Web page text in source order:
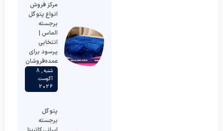
مرکز فروش
انواع پتو گل
برجسته
الماس |
انتخابی
پرسود برای
عمده‌فروشان
شنبه , 8
آگوست
2026
پتو گل
برجسته